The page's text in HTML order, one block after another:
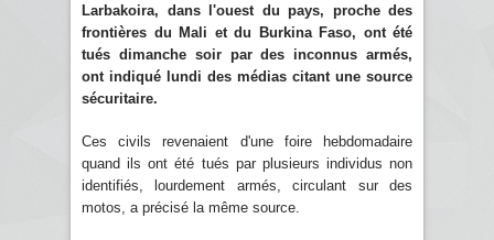
Larbakoira, dans l'ouest du pays, proche des
frontières du Mali et du Burkina Faso, ont été
tués dimanche soir par des inconnus armés,
ont indiqué lundi des médias citant une source
sécuritaire.
Ces civils revenaient d'une foire hebdomadaire
quand ils ont été tués par plusieurs individus non
identifiés, lourdement armés, circulant sur des
motos, a précisé la même source.